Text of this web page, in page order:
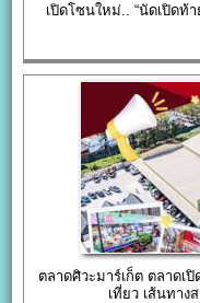
เปิดโซนใหม่.. “นัดเปิดท้
ตลาดศิวะมาร์เก็ต ตลาดเ
เที่ยว เส้นทา